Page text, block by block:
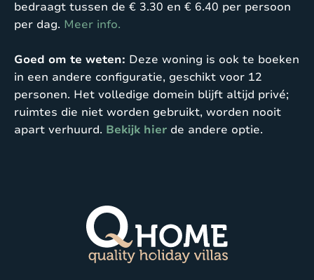
bedraagt tussen de € 3.30 en € 6.40 per persoon
per dag. Meer info.
Goed om te weten: Deze woning is ook te boeken
in een andere configuratie, geschikt voor 12
personen. Het volledige domein blijft altijd privé;
ruimtes die niet worden gebruikt, worden nooit
apart verhuurd. Bekijk hier de andere optie.